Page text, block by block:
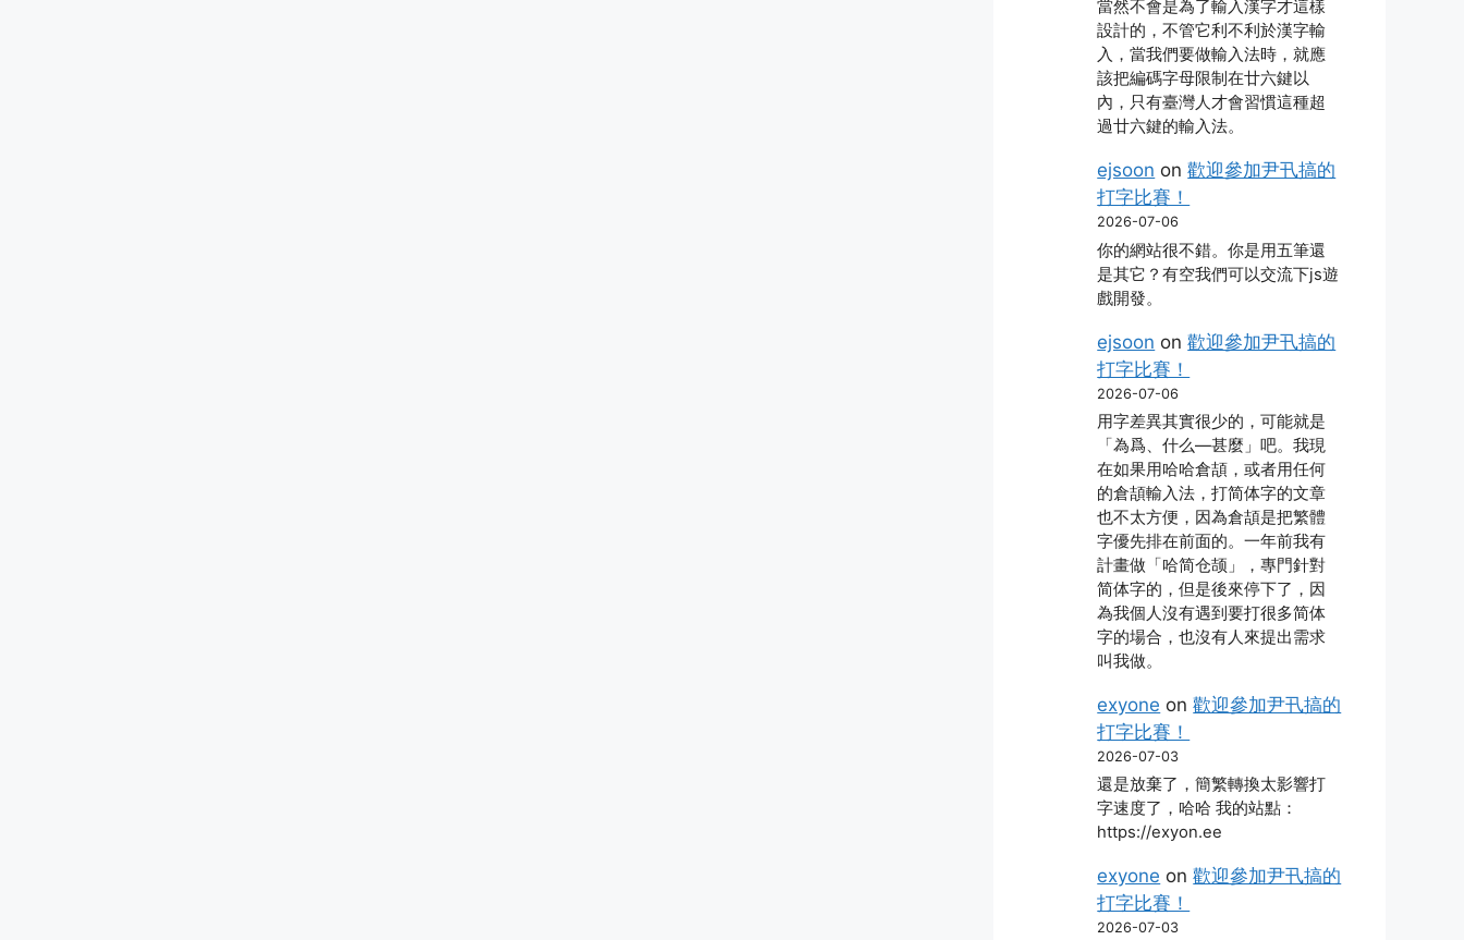
當然不會是為了輸入漢字才這樣
設計的，不管它利不利於漢字輸
入，當我們要做輸入法時，就應
該把編碼字母限制在廿六鍵以
內，只有臺灣人才會習慣這種超
過廿六鍵的輸入法。
ejsoon on歡迎參加尹卂搞的
打字比賽！
2026-07-06
你的網站很不錯。你是用五筆還
是其它？有空我們可以交流下js遊
戲開發。
ejsoon on歡迎參加尹卂搞的
打字比賽！
2026-07-06
用字差異其實很少的，可能就是
「為爲、什么―甚麼」吧。我現
在如果用哈哈倉頡，或者用任何
的倉頡輸入法，打简体字的文章
也不太方便，因為倉頡是把繁體
字優先排在前面的。一年前我有
計畫做「哈简仓颉」，專門針對
简体字的，但是後來停下了，因
為我個人沒有遇到要打很多简体
字的場合，也沒有人來提出需求
叫我做。
exyone on歡迎參加尹卂搞的
打字比賽！
2026-07-03
還是放棄了，簡繁轉換太影響打
字速度了，哈哈 我的站點：
https://exyon.ee
exyone on歡迎參加尹卂搞的
打字比賽！
2026-07-03